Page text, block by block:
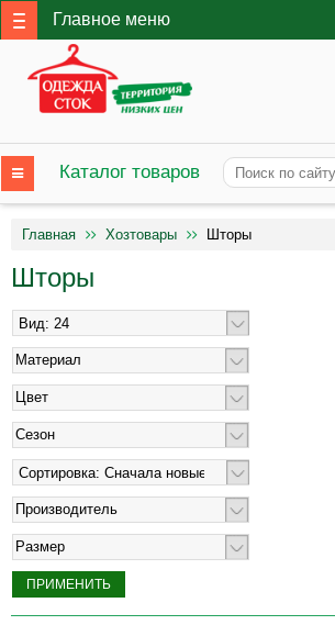
Главное меню
Каталог товаров
Главная Хозтовары Шторы
Шторы
Материал
Цвет
Сезон
Производитель
Размер